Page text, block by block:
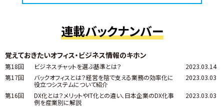
連載バックナンバー
覚えておきたいオフィス・ビジネス情報のキホン
第18回 ビジネスチャットを選ぶ基準とは？
2023.03.14
第17回
バックオフィスとは？経営を陰で支える業務の効率化に
役立つシステムについて紹介
2023.03.03
第16回
DX化とは？メリットやIT化との違い、日本企業のDX化事
例を産業別に解説
2023.03.03